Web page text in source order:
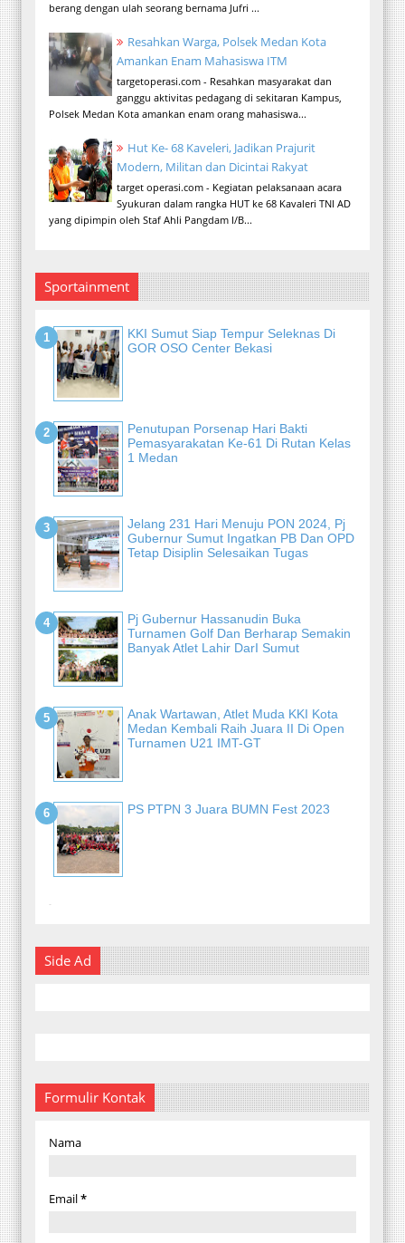
berang dengan ulah seorang bernama Jufri ...
Resahkan Warga, Polsek Medan Kota
Amankan Enam Mahasiswa ITM
targetoperasi.com - Resahkan masyarakat dan
ganggu aktivitas pedagang di sekitaran Kampus,
Polsek Medan Kota amankan enam orang mahasiswa...
Hut Ke- 68 Kaveleri, Jadikan Prajurit
Modern, Militan dan Dicintai Rakyat
target operasi.com - Kegiatan pelaksanaan acara
Syukuran dalam rangka HUT ke 68 Kavaleri TNI AD
yang dipimpin oleh Staf Ahli Pangdam I/B...
Sportainment
KKI Sumut Siap Tempur Seleknas Di
GOR OSO Center Bekasi
Penutupan Porsenap Hari Bakti
Pemasyarakatan Ke-61 Di Rutan Kelas
1 Medan
Jelang 231 Hari Menuju PON 2024, Pj
Gubernur Sumut Ingatkan PB Dan OPD
Tetap Disiplin Selesaikan Tugas
Pj Gubernur Hassanudin Buka
Turnamen Golf Dan Berharap Semakin
Banyak Atlet Lahir DarI Sumut
Anak Wartawan, Atlet Muda KKI Kota
Medan Kembali Raih Juara II Di Open
Turnamen U21 IMT-GT
PS PTPN 3 Juara BUMN Fest 2023
-
Side Ad
Formulir Kontak
Nama
Email*